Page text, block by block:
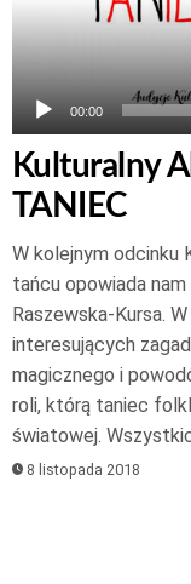
00:00
Kulturalny
TANIEC
W kolejnym odcinku
tańcu opowiada
Raszewska-Kursa.
interesujących
magicznego i
roli, którą taniec
światowej.
8 listopada 2018